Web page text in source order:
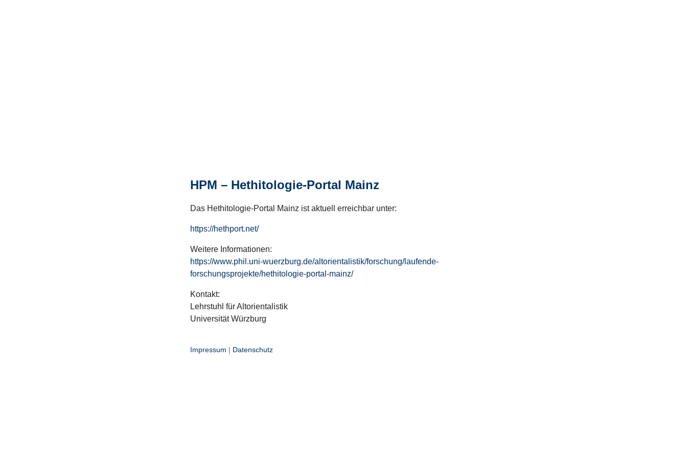
HPM – Hethitologie-Portal Mainz
Das Hethitologie-Portal Mainz ist aktuell erreichbar unter:
https://hethport.net/
Weitere Informationen:
https://www.phil.uni-wuerzburg.de/altorientalistik/forschung/laufende-
forschungsprojekte/hethitologie-portal-mainz/
Kontakt:
Lehrstuhl für Altorientalistik
Universität Würzburg
Impressum | Datenschutz